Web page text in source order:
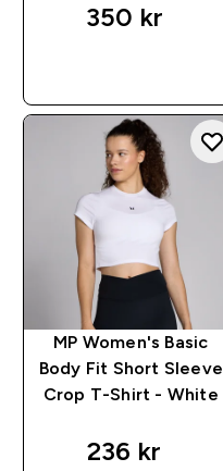
350 kr‎
MP Women's Basic
Body Fit Short Sleeve
Crop T-Shirt - White
236 kr‎